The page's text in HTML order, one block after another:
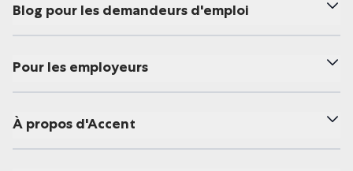
Blog pour les demandeurs d'emploi
Pour les employeurs
À propos d'Accent